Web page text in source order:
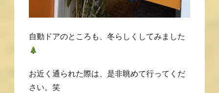
自動ドアのところも、冬らしくしてみました
お近く通られた際は、是非眺めて行ってくだ
さい。笑